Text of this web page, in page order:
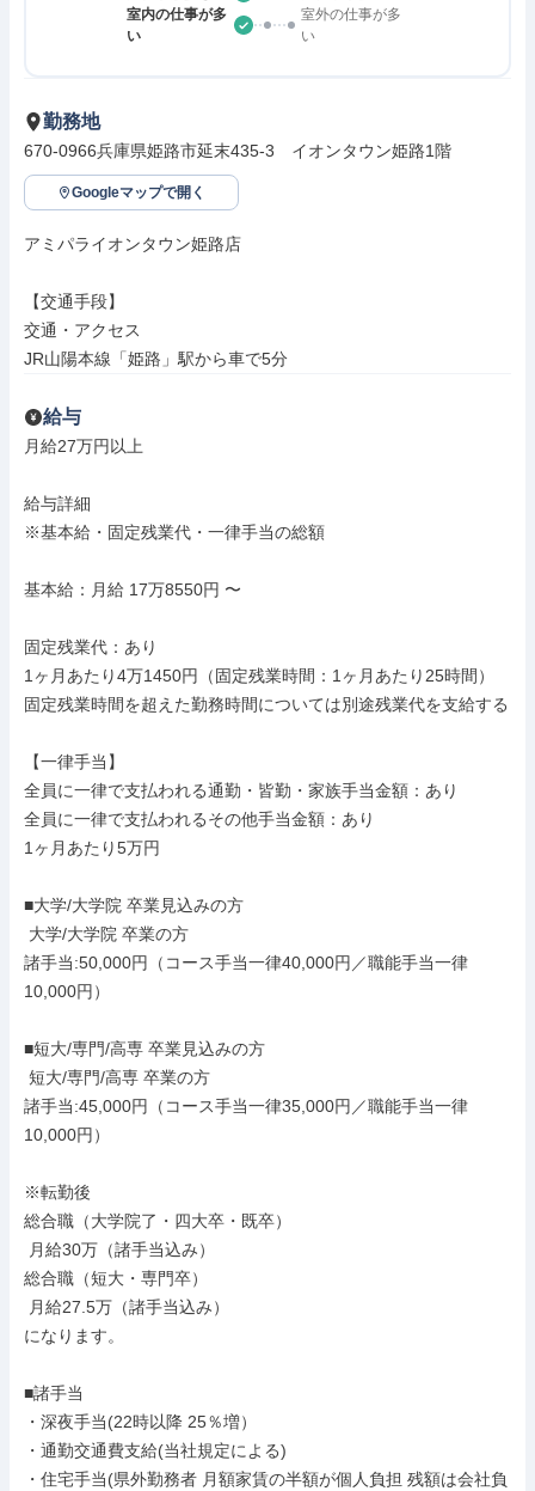
室内の仕事が多
い
室外の仕事が多
い
勤務地
670-0966兵庫県姫路市延末435-3　イオンタウン姫路1階
Googleマップで開く
アミパライオンタウン姫路店
【交通手段】
交通・アクセス
JR山陽本線「姫路」駅から車で5分
給与
月給27万円以上
給与詳細
※基本給・固定残業代・一律手当の総額
基本給：月給 17万8550円 〜
固定残業代：あり
1ヶ月あたり4万1450円（固定残業時間：1ヶ月あたり25時間）
固定残業時間を超えた勤務時間については別途残業代を支給する
【一律手当】
全員に一律で支払われる通勤・皆勤・家族手当金額：あり
全員に一律で支払われるその他手当金額：あり
1ヶ月あたり5万円
■大学/大学院 卒業見込みの方
諸手当:50,000円（コース手当一律40,000円／職能手当一律
10,000円）
■短大/専門/高専 卒業見込みの方
諸手当:45,000円（コース手当一律35,000円／職能手当一律
10,000円）
※転勤後
総合職（大学院了・四大卒・既卒）
総合職（短大・専門卒）
になります。
■諸手当
・深夜手当(22時以降 25％増）
・通勤交通費支給(当社規定による)
・住宅手当(県外勤務者 月額家賃の半額が個人負担 残額は会社負